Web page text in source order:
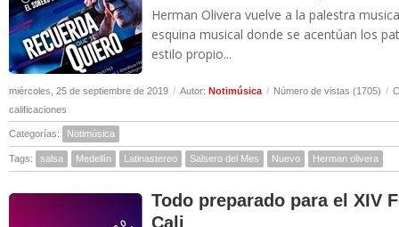
Herman Olivera vuelve a la palestra
esquina musical donde se acentúan los
estilo propio...
miércoles, 25 de septiembre de 2019 / Autor: Notimúsica / Número de vistas (1705) /
calificaciones
Categorías: Notimúsica
Tags: salsa Medellín Latinastereo Salsero del Mes Nuevo Herman olivera
Todo preparado para el XIV
Cali